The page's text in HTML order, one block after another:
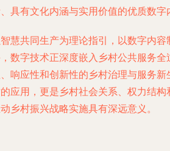
具有文化内涵与实用价值的优质数字
慧共同生产为理论指引，以数字内
数字技术正深度嵌入乡村公共服务
响应性和创新性的乡村治理与服务
应用，更是乡村社会关系、权力结
乡村振兴战略实施具有深远意义。